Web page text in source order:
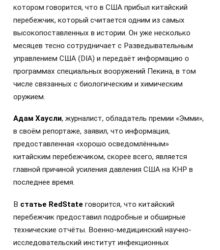
котором говорится, что в США прибыл китайский
перебежчик, который считается одним из самых
высокопоставленных в истории. Он уже несколько
месяцев тесно сотрудничает с Разведывательным
управлением США (DIA) и передаёт информацию о
программах специальных вооружений Пекина, в том
числе связанных с биологическим и химическим
оружием.
Адам Хаусли, журналист, обладатель премии «Эмми»,
в своём репортаже, заявил, что информация,
предоставленная «хорошо осведомлённым»
китайским перебежчиком, скорее всего, является
главной причиной усиления давления США на КНР в
последнее время.
В статье RedState говорится, что китайский
перебежчик предоставил подробные и обширные
технические отчёты. Военно-медицинский научно-
исследовательский институт инфекционных